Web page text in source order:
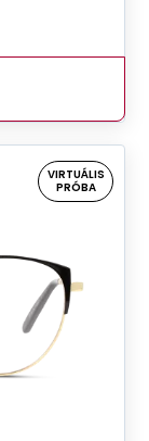
VIRTUÁLIS
PRÓBA